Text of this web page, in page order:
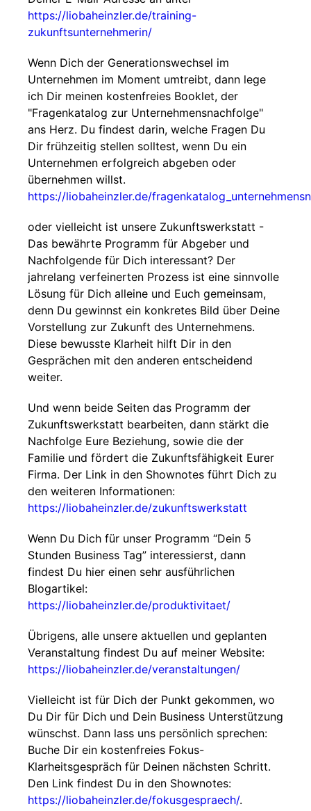
https://liobaheinzler.de/training-
zukunftsunternehmerin/
Wenn Dich der Generationswechsel im
Unternehmen im Moment umtreibt, dann lege
ich Dir meinen kostenfreies Booklet, der
"Fragenkatalog zur Unternehmensnachfolge"
ans Herz. Du findest darin, welche Fragen Du
Dir frühzeitig stellen solltest, wenn Du ein
Unternehmen erfolgreich abgeben oder
übernehmen willst.
https://liobaheinzler.de/
oder vielleicht ist unsere Zukunftswerkstatt -
Das bewährte Programm für Abgeber und
Nachfolgende für Dich interessant? Der
jahrelang verfeinerten Prozess ist eine sinnvolle
Lösung für Dich alleine und Euch gemeinsam,
denn Du gewinnst ein konkretes Bild über Deine
Vorstellung zur Zukunft des Unternehmens.
Diese bewusste Klarheit hilft Dir in den
Gesprächen mit den anderen entscheidend
weiter.
Und wenn beide Seiten das Programm der
Zukunftswerkstatt bearbeiten, dann stärkt die
Nachfolge Eure Beziehung, sowie die der
Familie und fördert die Zukunftsfähigkeit Eurer
Firma. Der Link in den Shownotes führt Dich zu
den weiteren Informationen:
https://liobaheinzler.de/zukunftswerkstatt
Wenn Du Dich für unser Programm “Dein 5
Stunden Business Tag” interessierst, dann
findest Du hier einen sehr ausführlichen
Blogartikel:
https://liobaheinzler.de/produktivitaet/
Übrigens, alle unsere aktuellen und geplanten
Veranstaltung findest Du auf meiner Website:
https://liobaheinzler.de/veranstaltungen/
Vielleicht ist für Dich der Punkt gekommen, wo
Du Dir für Dich und Dein Business Unterstützung
wünschst. Dann lass uns persönlich sprechen:
Buche Dir ein kostenfreies Fokus-
Klarheitsgespräch für Deinen nächsten Schritt.
Den Link findest Du in den Shownotes:
https://liobaheinzler.de/fokusgespraech/.